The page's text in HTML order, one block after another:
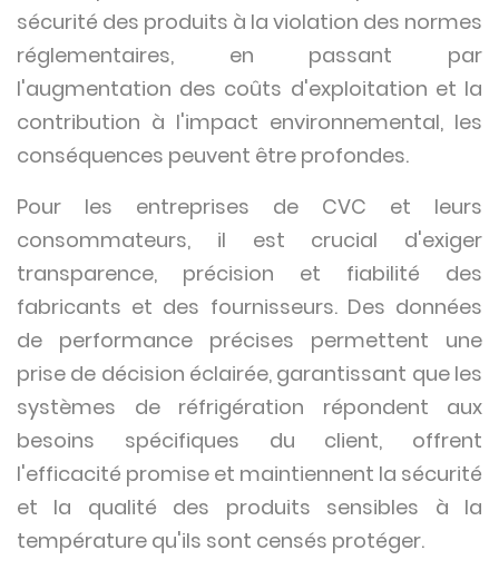
sécurité des produits à la violation des normes
réglementaires, en passant par
l'augmentation des coûts d'exploitation et la
contribution à l'impact environnemental, les
conséquences peuvent être profondes.
Pour les entreprises de CVC et leurs
consommateurs, il est crucial d'exiger
transparence, précision et fiabilité des
fabricants et des fournisseurs. Des données
de performance précises permettent une
prise de décision éclairée, garantissant que les
systèmes de réfrigération répondent aux
besoins spécifiques du client, offrent
l'efficacité promise et maintiennent la sécurité
et la qualité des produits sensibles à la
température qu'ils sont censés protéger.